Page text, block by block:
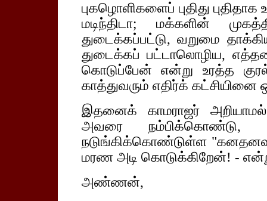
புகழொளிகளைப் புதிது
மடிந்திடா; மக்களின்
துடைக்கப்பட்டு, வறுமை
துடைக்கப் பட்டாலொழிய,
கொடுப்பேன் என்று உரத்த
காத்துவரும் எதிர்க் கட்சியினை
இதனைக் காமராஜர் அறியாமல்
அவரை
நடுங்கிக்கொண்டுள்ள
மரண அடி கொடுக்கிறேன்! - என்று
அண்ணன்,